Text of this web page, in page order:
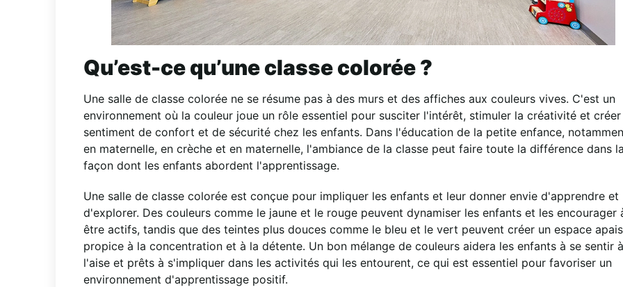
Qu’est-ce qu’une classe colorée ?
Une salle de classe colorée ne se résume pas à des murs et des affiches aux couleurs vives. C'est un
environnement où la couleur joue un rôle essentiel pour susciter l'intérêt, stimuler la créativité et créer
sentiment de confort et de sécurité chez les enfants. Dans l'éducation de la petite enfance,
en maternelle, en crèche et en maternelle, l'ambiance de la classe peut faire toute la différence dans la
façon dont les enfants abordent l'apprentissage.
Une salle de classe colorée est conçue pour impliquer les enfants et leur donner envie d'apprendre et
d'explorer. Des couleurs comme le jaune et le rouge peuvent dynamiser les enfants et les encourager
être actifs, tandis que des teintes plus douces comme le bleu et le vert peuvent créer un espace
propice à la concentration et à la détente. Un bon mélange de couleurs aidera les enfants à se sentir à
l'aise et prêts à s'impliquer dans les activités qui les entourent, ce qui est essentiel pour favoriser un
environnement d'apprentissage positif.